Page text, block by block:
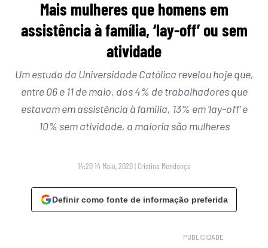
Mais mulheres que homens em
assistência à família, ‘lay-off’ ou sem
atividade
Um estudo da Universidade Católica revelou hoje que,
entre 06 e 11 de maio, dos 4% de trabalhadores que
estavam em assistência à família, 13% em ‘lay-off’ e
10% sem atividade, a maioria são mulheres
14:20 14 Maio, 2020 | Cristina Mendonça
Definir como fonte de informação preferida